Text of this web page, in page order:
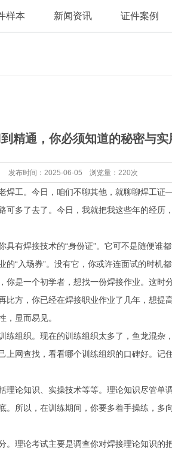
样本 新闻资讯 证件案例
精通，你必须知道的秘密与实
发布时间：2025-06-05 浏览量：220次
焊工。今日，咱们不聊其他，就聊聊焊工
多了去了。今日，我就把我这些年的经历
有焊接技术的“身份证”。它可不是随便谁
“入场券”。没有它，你或许连面试的时机都
是一个初学者，想找一份焊接作业。这时
比方，你已经在焊接职业作业了几年，想提
，显而易见。
组织。现在的训练组织太多了，鱼龙混杂
上网查找，看看哪个训练组织的口碑好。记
论知识、实操技术等等。理论知识尽管单
所以，在训练期间，你要多着手操练，多
理论考试主要是调查你对焊接理论知识的